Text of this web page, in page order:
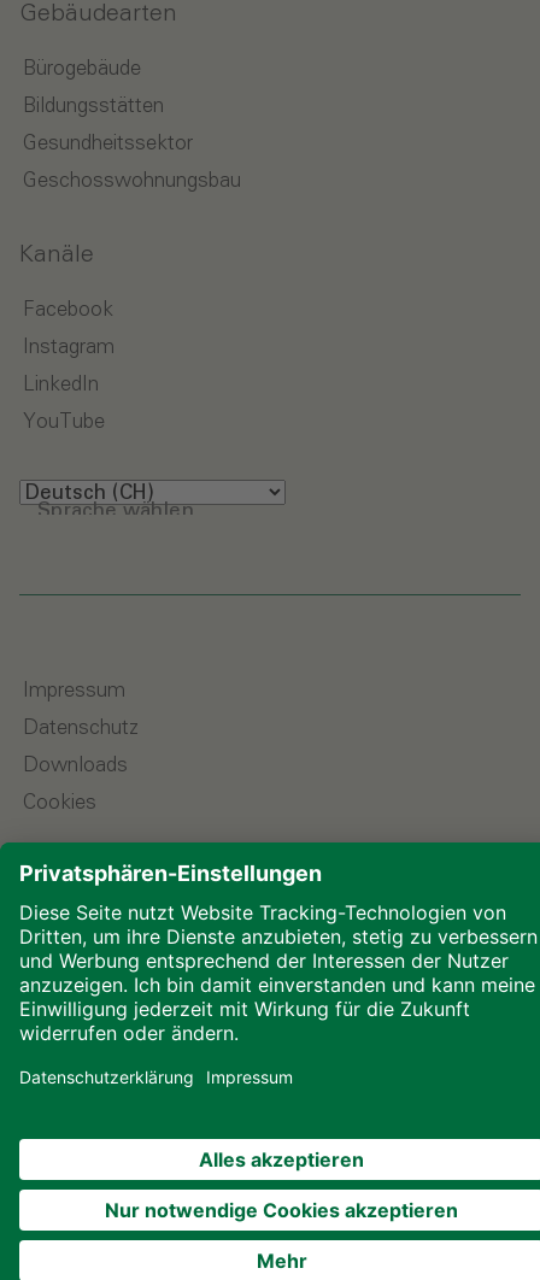
Gebäudearten
Bürogebäude
Bildungsstätten
Gesundheitssektor
Geschosswohnungsbau
Kanäle
Facebook
Instagram
LinkedIn
YouTube
Sprache wählen
Impressum
Datenschutz
Downloads
Cookies
© 2026 ALHO Systembau – Ein Unternehmen der
ALHO Gruppe